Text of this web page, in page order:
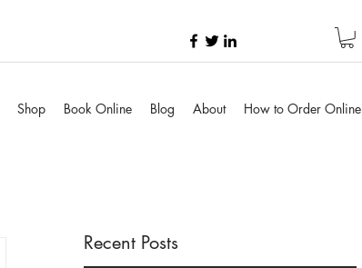
Shop Book Online Blog About How to Order Online
Recent Posts